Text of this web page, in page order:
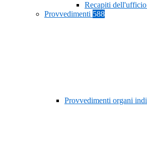
Recapiti dell'ufficio
Provvedimenti 588
Provvedimenti organi